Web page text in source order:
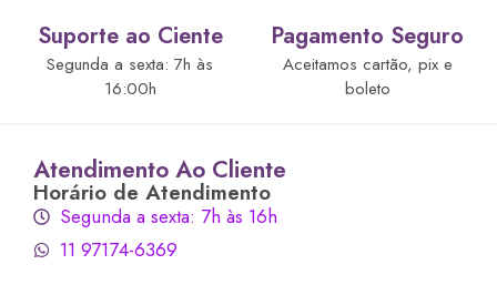
Suporte ao Ciente
Segunda a sexta: 7h às
16:00h
Pagamento Seguro
Aceitamos cartão, pix e
boleto
Atendimento Ao Cliente
Horário de Atendimento
Segunda a sexta: 7h às 16h
11 97174-6369